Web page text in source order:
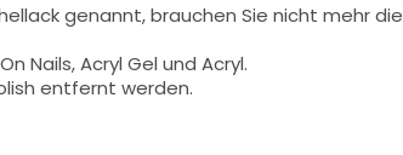
genannt, brauchen Sie nicht mehr die
Nails, Acryl Gel und Acryl.
entfernt werden.